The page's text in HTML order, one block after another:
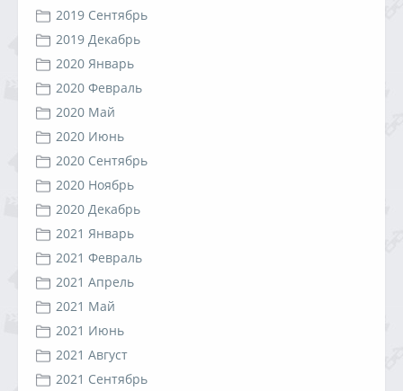
2019 Сентябрь
2019 Декабрь
2020 Январь
2020 Февраль
2020 Май
2020 Июнь
2020 Сентябрь
2020 Ноябрь
2020 Декабрь
2021 Январь
2021 Февраль
2021 Апрель
2021 Май
2021 Июнь
2021 Август
2021 Сентябрь